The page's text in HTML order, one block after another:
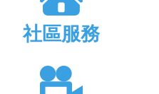
社區服務